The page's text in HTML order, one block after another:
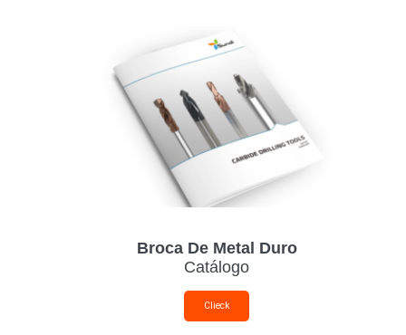
Broca De Metal Duro
Catálogo
Clieck